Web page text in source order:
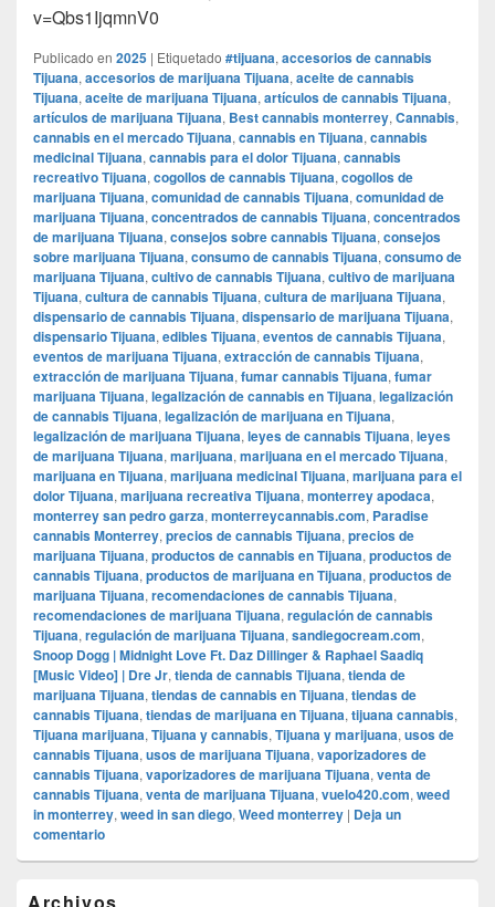
v=Qbs1IjqmnV0
Publicado en 2025 | Etiquetado #tijuana, accesorios de cannabis
Tijuana, accesorios de marijuana Tijuana, aceite de cannabis
Tijuana, aceite de marijuana Tijuana, artículos de cannabis Tijuana,
artículos de marijuana Tijuana, Best cannabis monterrey, Cannabis,
cannabis en el mercado Tijuana, cannabis en Tijuana, cannabis
medicinal Tijuana, cannabis para el dolor Tijuana, cannabis
recreativo Tijuana, cogollos de cannabis Tijuana, cogollos de
marijuana Tijuana, comunidad de cannabis Tijuana, comunidad de
marijuana Tijuana, concentrados de cannabis Tijuana, concentrados
de marijuana Tijuana, consejos sobre cannabis Tijuana, consejos
sobre marijuana Tijuana, consumo de cannabis Tijuana, consumo de
marijuana Tijuana, cultivo de cannabis Tijuana, cultivo de marijuana
Tijuana, cultura de cannabis Tijuana, cultura de marijuana Tijuana,
dispensario de cannabis Tijuana, dispensario de marijuana Tijuana,
dispensario Tijuana, edibles Tijuana, eventos de cannabis Tijuana,
eventos de marijuana Tijuana, extracción de cannabis Tijuana,
extracción de marijuana Tijuana, fumar cannabis Tijuana, fumar
marijuana Tijuana, legalización de cannabis en Tijuana, legalización
de cannabis Tijuana, legalización de marijuana en Tijuana,
legalización de marijuana Tijuana, leyes de cannabis Tijuana, leyes
de marijuana Tijuana, marijuana, marijuana en el mercado Tijuana,
marijuana en Tijuana, marijuana medicinal Tijuana, marijuana para el
dolor Tijuana, marijuana recreativa Tijuana, monterrey apodaca,
monterrey san pedro garza, monterreycannabis.com, Paradise
cannabis Monterrey, precios de cannabis Tijuana, precios de
marijuana Tijuana, productos de cannabis en Tijuana, productos de
cannabis Tijuana, productos de marijuana en Tijuana, productos de
marijuana Tijuana, recomendaciones de cannabis Tijuana,
recomendaciones de marijuana Tijuana, regulación de cannabis
Tijuana, regulación de marijuana Tijuana, sandiegocream.com,
Snoop Dogg | Midnight Love Ft. Daz Dillinger & Raphael Saadiq
[Music Video] | Dre Jr, tienda de cannabis Tijuana, tienda de
marijuana Tijuana, tiendas de cannabis en Tijuana, tiendas de
cannabis Tijuana, tiendas de marijuana en Tijuana, tijuana cannabis,
Tijuana marijuana, Tijuana y cannabis, Tijuana y marijuana, usos de
cannabis Tijuana, usos de marijuana Tijuana, vaporizadores de
cannabis Tijuana, vaporizadores de marijuana Tijuana, venta de
cannabis Tijuana, venta de marijuana Tijuana, vuelo420.com, weed
in monterrey, weed in san diego, Weed monterrey | Deja un
comentario